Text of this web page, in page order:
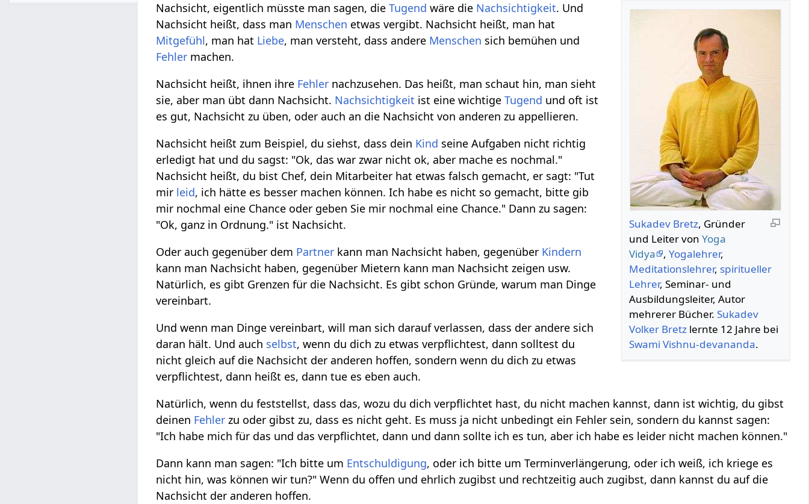
Sukadev Bretz, Gründer
und Leiter vonYoga
Vidya
,Yogalehrer,
Meditationslehrer, spiritueller
Lehrer, Seminar- und
Ausbildungsleiter, Autor
mehrerer Bücher. Sukadev
Volker Bretz lernte 12 Jahre bei
Swami Vishnu-devananda.
Nachsicht, eigentlich müsste man sagen, dieTugend wäre die Nachsichtigkeit. Und
Nachsicht heißt, dass man Menschen etwas vergibt. Nachsicht heißt, man hat
Mitgefühl, man hat Liebe, man versteht, dass andere Menschen sich bemühen und
Fehler machen.
Nachsicht heißt, ihnen ihre Fehler nachzusehen. Das heißt, man schaut hin, man sieht
sie, aber man übt dann Nachsicht. Nachsichtigkeit ist eine wichtigeTugend und oft ist
es gut, Nachsicht zu üben, oder auch an die Nachsicht von anderen zu appellieren.
Nachsicht heißt zum Beispiel, du siehst, dass dein Kind seine Aufgaben nicht richtig
erledigt hat und du sagst: "Ok, das war zwar nicht ok, aber mache es nochmal."
Nachsicht heißt, du bist Chef, dein Mitarbeiter hat etwas falsch gemacht, er sagt: "Tut
mir leid, ich hätte es besser machen können. Ich habe es nicht so gemacht, bitte gib
mir nochmal eine Chance oder geben Sie mir nochmal eine Chance." Dann zu sagen:
"Ok, ganz in Ordnung." ist Nachsicht.
Oder auch gegenüber dem Partner kann man Nachsicht haben, gegenüber Kindern
kann man Nachsicht haben, gegenüber Mietern kann man Nachsicht zeigen usw.
Natürlich, es gibt Grenzen für die Nachsicht. Es gibt schon Gründe, warum man Dinge
vereinbart.
Und wenn man Dinge vereinbart, will man sich darauf verlassen, dass der andere sich
daran hält. Und auch selbst, wenn du dich zu etwas verpflichtest, dann solltest du
nicht gleich auf die Nachsicht der anderen hoffen, sondern wenn du dich zu etwas
verpflichtest, dann heißt es, dann tue es eben auch.
Natürlich, wenn du feststellst, dass das, wozu du dich verpflichtet hast, du nicht machen kannst, dann ist wichtig, du gibst
deinen Fehler zu oder gibst zu, dass es nicht geht. Es muss ja nicht unbedingt ein Fehler sein, sondern du kannst sagen:
"Ich habe mich für das und das verpflichtet, dann und dann sollte ich es tun, aber ich habe es leider nicht machen können."
Dann kann man sagen: "Ich bitte um Entschuldigung, oder ich bitte um Terminverlängerung, oder ich weiß, ich kriege es
nicht hin, was können wir tun?" Wenn du offen und ehrlich zugibst und rechtzeitig auch zugibst, dann kannst du auf die
Nachsicht der anderen hoffen.